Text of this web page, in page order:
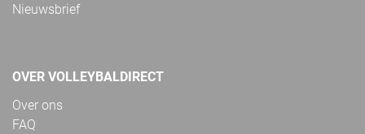
Nieuwsbrief
OVER VOLLEYBALDIRECT
Over ons
FAQ